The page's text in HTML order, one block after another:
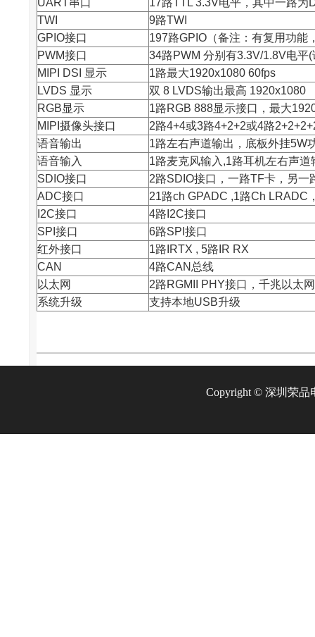
UART串口
17路TTL 3.3V电平，其中一路为
TWI
9路TWI
GPIO接口
197路GPIO（备注：有复用功能
PWM接口
34路PWM 分别有3.3V/1.8V电平
MIPI DSI 显示
1路最大1920x1080 60fps
LVDS 显示
双 8 LVDS输出最高 1920x1080
RGB显示
1路RGB 888显示接口，最大
MIPI摄像头接口
2路4+4或3路4+2+2或4路
语音输出
1路左右声道输出，底板外挂5W
语音输入
1路麦克风输入,1路耳机左右声道
SDIO接口
2路SDIO接口，一路TF卡，另一
ADC接口
21路ch GPADC ,1路Ch LRADC
I2C接口
4路I2C接口
SPI接口
6路SPI接口
红外接口
1路IRTX , 5路IR RX
CAN
4路CAN总线
以太网
2路RGMII PHY接口，千兆以太网
系统升级
支持本地USB升级
Copyright © 深圳荣品